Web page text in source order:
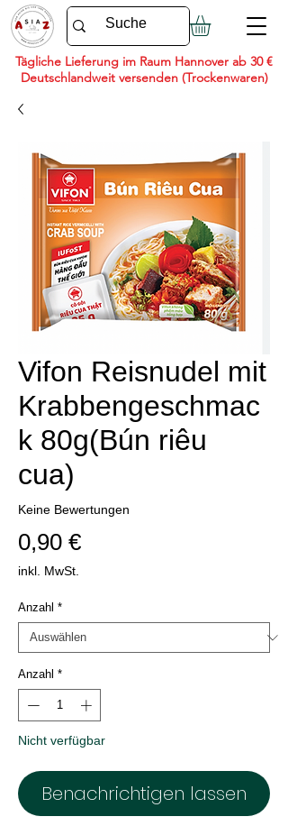
Tägliche Lieferung im Raum Hannover ab 30 €
Deutschlandweit versenden (Trockenwaren)
Vifon Reisnudel mit
Krabbengeschmac
k 80g(Bún riêu
cua)
Keine Bewertungen
0,90 €Preis
inkl. MwSt.
Anzahl *
Anzahl *
Nicht verfügbar
Benachrichtigen lassen